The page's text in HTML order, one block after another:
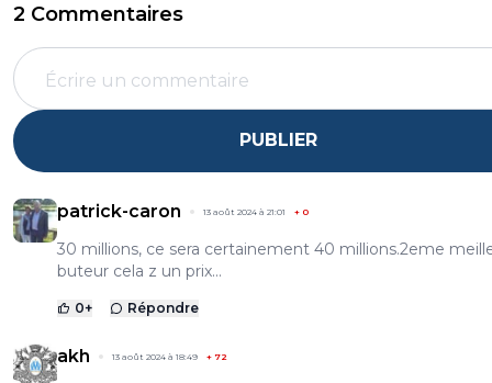
2 Commentaires
PUBLIER
patrick-caron 13 août 2024 à 21:01 + 0
30 millions, ce sera certainement 40 millions.2eme
buteur cela z un prix...
0+ Répondre
akh 13 août 2024 à 18:49 + 72